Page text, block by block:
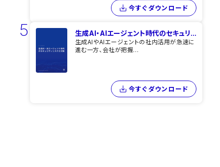
今すぐダウンロード
5 生成AI・AIエージェント時代のセキュリ...
生成AIやAIエージェントの社内活用が急速に
進む一方、会社が把握...
今すぐダウンロード